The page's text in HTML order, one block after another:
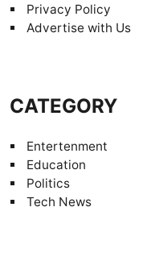
Privacy Policy
Advertise with Us
CATEGORY
Entertenment
Education
Politics
Tech News